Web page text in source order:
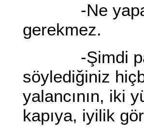
-Ne yaparsa
gerekmez.
-Şimdi
söylediğiniz
yalancının, iki
kapıya, iyilik